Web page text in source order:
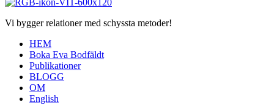
Vi bygger relationer med schyssta metoder!
HEM
Boka Eva Bodfäldt
Publikationer
BLOGG
OM
English